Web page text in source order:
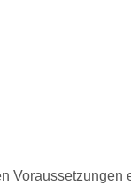
Voraussetzungen